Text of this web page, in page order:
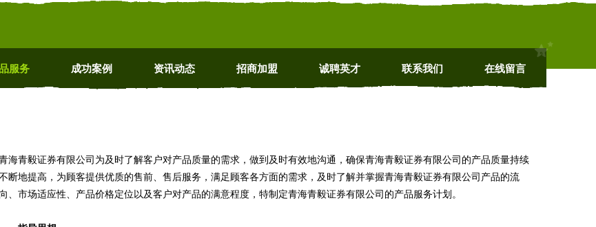
服务 成功案例 资讯动态 招商加盟 诚聘英才 联系我们 在线留言
海青毅证券有限公司为及时了解客户对产品质量的需求，做到及时有效地沟通，确保青海青毅证券有限公司的产品质量持续
断地提高，为顾客提供优质的售前、售后服务，满足顾客各方面的需求，及时了解并掌握青海青毅证券有限公司产品的流
向、市场适应性、产品价格定位以及客户对产品的满意程度，特制定青海青毅证券有限公司的产品服务计划。